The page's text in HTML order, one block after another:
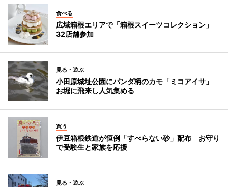
食べる
広域箱根エリアで「箱根スイーツコレクション」
32店舗参加
見る・遊ぶ
小田原城址公園にパンダ柄のカモ「ミコアイサ」
お堀に飛来し人気集める
買う
伊豆箱根鉄道が恒例「すべらない砂」配布 お守り
で受験生と家族を応援
見る・遊ぶ